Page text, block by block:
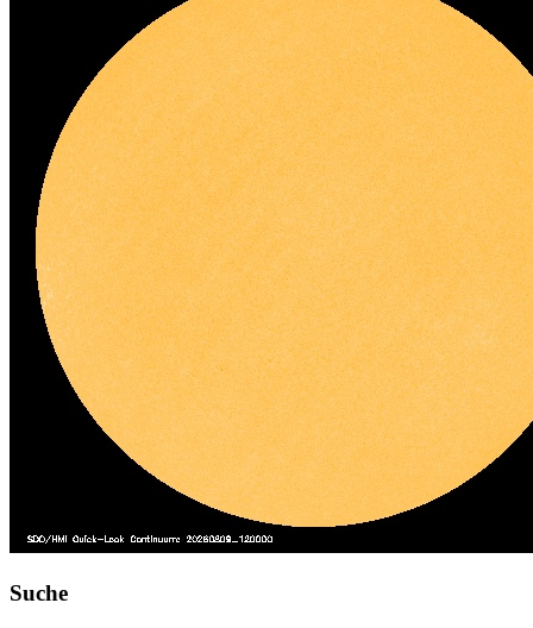
Suche